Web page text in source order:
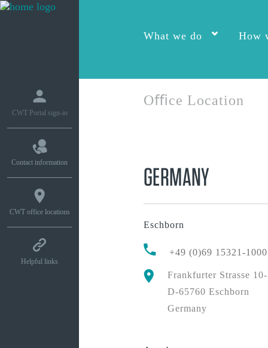
What we do How
CWT Portal sign-in
Contact information
CWT office locations
Helpful links
Oﬃce Location
GERMANY
Eschborn
+49 (0)69 15321-1000
Frankfurter Strasse
D-65760 Eschborn
Germany